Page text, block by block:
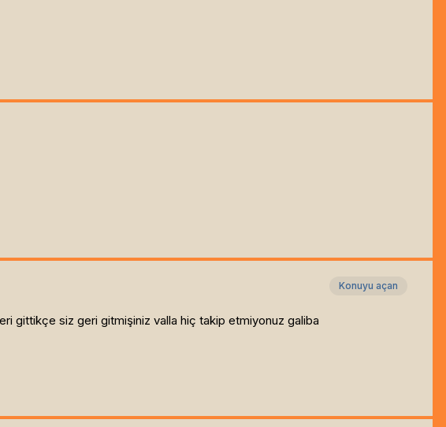
Konuyu açan
gittikçe siz geri gitmişiniz valla hiç takip etmiyonuz galiba